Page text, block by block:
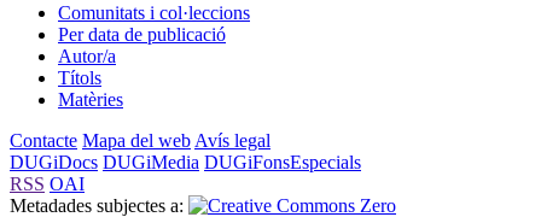
Comunitats i col·leccions
Per data de publicació
Autor/a
Títols
Matèries
Contacte Mapa del web Avís legal
DUGiDocs DUGiMedia DUGiFonsEspecials
RSS OAI
Metadades subjectes a: